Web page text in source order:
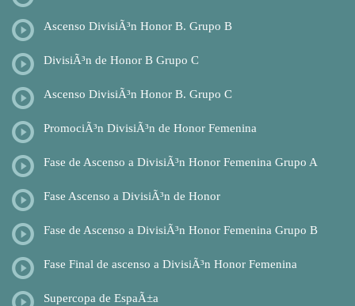
Ascenso DivisiÃ³n Honor B. Grupo B
DivisiÃ³n de Honor B Grupo C
Ascenso DivisiÃ³n Honor B. Grupo C
PromociÃ³n DivisiÃ³n de Honor Femenina
Fase de Ascenso a DivisiÃ³n Honor Femenina Grupo A
Fase Ascenso a DivisiÃ³n de Honor
Fase de Ascenso a DivisiÃ³n Honor Femenina Grupo B
Fase Final de ascenso a DivisiÃ³n Honor Femenina
Supercopa de EspaÃ±a